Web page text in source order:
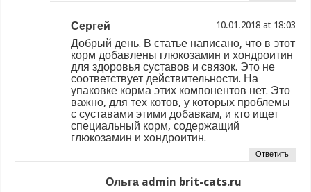
Сергей at
Добрый день. В статье написано, что в этот
корм добавлены глюкозамин и хондроитин
для здоровья суставов и связок. Это не
соответствует действительности. На
упаковке корма этих компонентов нет. Это
важно, для тех котов, у которых проблемы
с суставами этими добавкам, и кто ищет
специальный корм, содержащий
глюкозамин и хондроитин.
Ответить
Ольга admin brit-cats.ru